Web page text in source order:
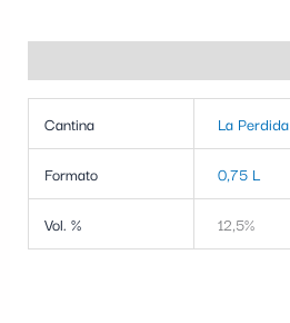
Cantina La Perdida
Formato 0,75 L
Vol. % 12,5%